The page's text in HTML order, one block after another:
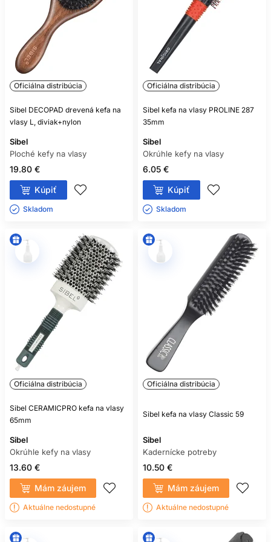
Oficiálna distribúcia
Sibel DECOPAD drevená kefa na
vlasy L, diviak+nylon
Sibel
Ploché kefy na vlasy
19.80 €
Kúpiť
Skladom ㅤ
Oficiálna distribúcia
Sibel kefa na vlasy PROLINE 287
35mm
Sibel
Okrúhle kefy na vlasy
6.05 €
Kúpiť
Skladom ㅤ
Oficiálna distribúcia
Sibel CERAMICPRO kefa na vlasy
65mm
Sibel
Okrúhle kefy na vlasy
13.60 €
Mám záujem
Aktuálne nedostupné
Oficiálna distribúcia
Sibel kefa na vlasy Classic 59
Sibel
Kadernícke potreby
10.50 €
Mám záujem
Aktuálne nedostupné